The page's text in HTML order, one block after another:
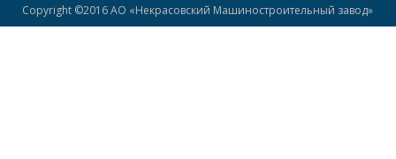
Copyright ©2016 АО «Некрасовский Машиностроительный завод»